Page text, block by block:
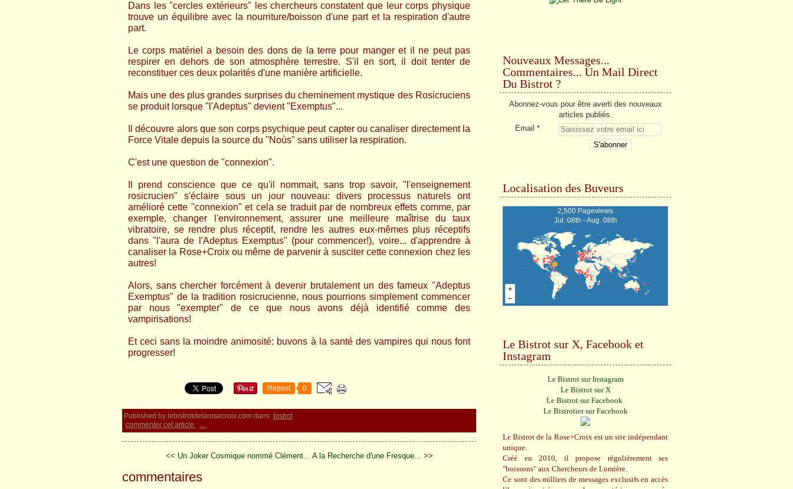
Dans les "cercles extérieurs" les chercheurs constatent que leur corps physique
trouve un équilibre avec la nourriture/boisson d'une part et la respiration d'autre
part.
Le corps matériel a besoin des dons de la terre pour manger et il ne peut pas
respirer en dehors de son atmosphère terrestre. S'il en sort, il doit tenter de
reconstituer ces deux polarités d'une manière artificielle.
Mais une des plus grandes surprises du cheminement mystique des Rosicruciens
se produit lorsque "l'Adeptus" devient "Exemptus"...
Il découvre alors que son corps psychique peut capter ou canaliser directement la
Force Vitale depuis la source du "Noùs" sans utiliser la respiration.
C'est une question de "connexion".
Il prend conscience que ce qu'il nommait, sans trop savoir, "l'enseignement
rosicrucien" s'éclaire sous un jour nouveau: divers processus naturels ont
amélioré cette "connexion" et cela se traduit par de nombreux effets comme, par
exemple, changer l'environnement, assurer une meilleure maîtrise du taux
vibratoire, se rendre plus réceptif, rendre les autres eux-mêmes plus réceptifs
dans "l'aura de l'Adeptus Exemptus" (pour commencer!), voire... d'apprendre à
canaliser la Rose+Croix ou même de parvenir à susciter cette connexion chez les
autres!
Alors, sans chercher forcément à devenir brutalement un des fameux "Adeptus
Exemptus" de la tradition rosicrucienne, nous pourrions simplement commencer
par nous "exempter" de ce que nous avons déjà identifié comme des
vampirisations!
Et ceci sans la moindre animosité: buvons à la santé des vampires qui nous font
progresser!
Repost 0
Published by lebistrotdelarosecroix.com dans bistrot
commenter cet article
…
<< Un Joker Cosmique nommé Clément... A la Recherche d'une Fresque... >>
commentaires
Nouveaux Messages...
Commentaires... Un Mail Direct
Du Bistrot ?
Abonnez-vous pour être averti des nouveaux
articles publiés.
Email
Localisation des Buveurs
2,500 Pageviews
Jul. 08th - Aug. 08th
Le Bistrot sur X, Facebook et
Instagram
Le Bistrot sur Instagram
Le Bistrot sur X
Le Bistrot sur Facebook
Le Bistrotier sur Facebook
Le Bistrot de la Rose+Croix est un site indépendant
unique.
Créé en 2010, il propose régulièrement ses
"boissons" aux Chercheurs de Lumière.
Ce sont des milliers de messages exclusifs en accès